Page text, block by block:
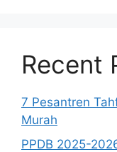
Recent
7 Pesantren
Murah
PPDB 2025-